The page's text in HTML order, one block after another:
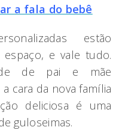
a fala do bebê
estão
espaço, e vale tudo.
de pai e mãe
cara da nova família
deliciosa é uma
guloseimas.